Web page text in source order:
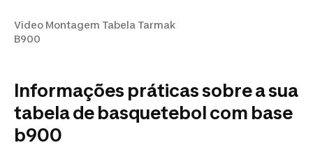
Video Montagem Tabela Tarmak
B900
Informações práticas sobre a sua
tabela de basquetebol com base
b900